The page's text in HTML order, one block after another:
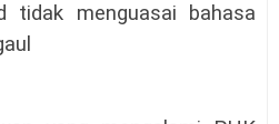
tidak menguasai bahasa